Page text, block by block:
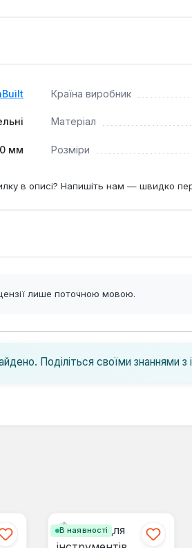
майстернях та гаражах, де
Країна виробник
Матеріал
мм Розміри
в описі? Напишіть нам — швидко
лише поточною мовою.
Поділіться своїми знаннями з
В наявності